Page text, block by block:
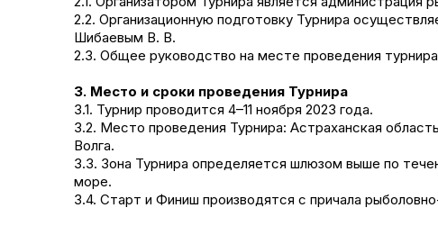
Отчеты и интервью со
спортсменами
2.2. Организационную подготовку Турнира
Шибаевым В. В.
2.3. Общее руководство на месте проведения
3. Место и сроки проведения Турнира
3.1. Турнир проводится 4–11 ноября 2023 года.
3.2. Место проведения Турнира: Астраханская
Волга.
3.3. Зона Турнира определяется шлюзом выше по
море.
3.4. Старт и Финиш производятся с причала